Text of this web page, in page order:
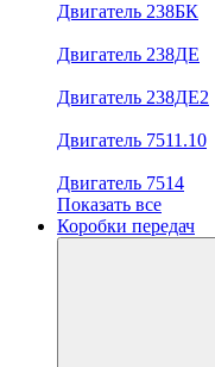
Двигатель 238БК
Двигатель 238ДЕ
Двигатель 238ДЕ2
Двигатель 7511.10
Двигатель 7514
Показать все
Коробки передач